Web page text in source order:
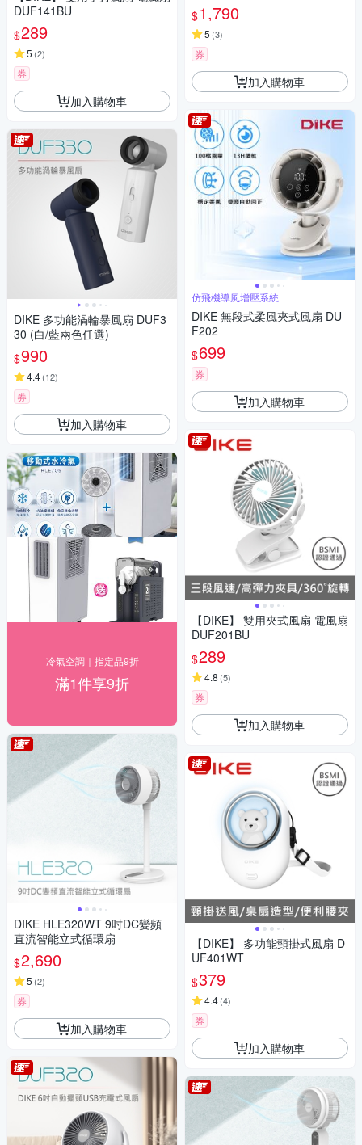
DUF141BU
$289
5 (2)
券
加入購物車
DIKE 多功能渦輪暴風扇 DUF3
30 (白/藍兩色任選)
$990
4.4(12)
券
加入購物車
冷氣空調｜指定品9折
滿1件享9折
DIKE HLE320WT 9吋DC變頻
直流智能立式循環扇
$2,690
5 (2)
券
加入購物車
$1,790
5 (3)
券
加入購物車
仿飛機導風增壓系統
DIKE 無段式柔風夾式風扇 DU
F202
$699
券
加入購物車
【DIKE】 雙用夾式風扇 電風扇
DUF201BU
$289
4.8 (5)
券
加入購物車
【DIKE】 多功能頸掛式風扇 D
UF401WT
$379
4.4(4)
券
加入購物車